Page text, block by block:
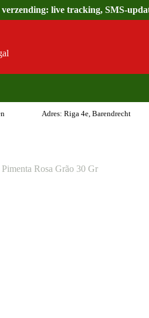
live tracking, SMS-
Adres: Riga 4e, Barendrecht
Rosa Grão 30 Gr